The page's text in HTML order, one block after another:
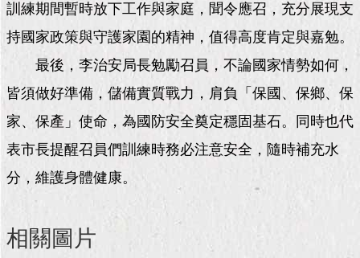
活
動
館
與
民
互
活
動
訓練期間暫時放下工作與家庭，聞令應召，充分展現支
持國家政策與守護家園的精神，值得高度肯定與嘉勉。
最後，李治安局長勉勵召員，不論國家情勢如何，
皆須做好準備，儲備實質戰力，肩負「保國、保鄉、保
家、保產」使命，為國防安全奠定穩固基石。同時也代
表市長提醒召員們訓練時務必注意安全，隨時補充水
分，維護身體健康。
相關圖片